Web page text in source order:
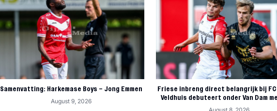
Samenvatting: Harkemase Boys – Jong Emmen
August 9, 2026
Friese inbreng direct belangrijk bij FC
Veldhuis debuteert onder Van Dam